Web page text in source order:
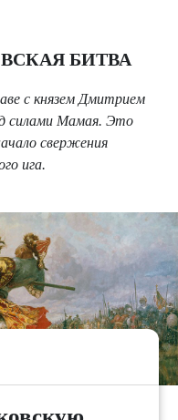
БИТВА
с князем Дмитрием
силами Мамая. Это
свержения
ига.